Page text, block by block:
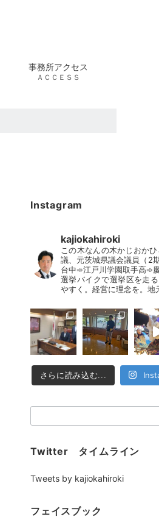
事務所アクセス
ＡＣＣＥＳＳ
Instagram
kajiokahiroki
この木なんの木かじおか
議、元茨城県議会議員（2
台中➾江戸川学園取手高➾
選挙バイクで選挙区を走
やすく。経営に理念を。地
さらに読み込む...
索：
Twitter タイムライン
Tweets by kajiokahiroki
フェイスブック